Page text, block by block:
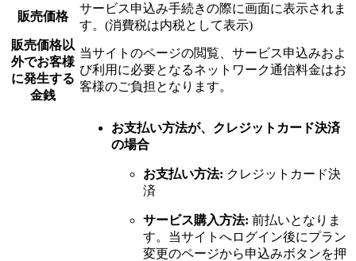
販売価格
サービス申込み手続きの際に画面に表示されま
す。(消費税は内税として表示)
販売価格以
外でお客様
に発生する
金銭
当サイトのページの閲覧、サービス申込みおよ
び利用に必要となるネットワーク通信料金はお
客様のご負担となります。
お支払い方法が、クレジットカード決済
の場合
お支払い方法: クレジットカード決
済
サービス購入方法: 前払いとなりま
す。当サイトへログイン後にプラン
変更のページから申込みボタンを押